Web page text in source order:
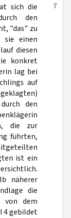
7
sich die
den
"das" zu
sie einen
diesen
konkret
lag bei
auf
den
die zur
führten,
ist ein
näherer
die
von dem
4 gebildet